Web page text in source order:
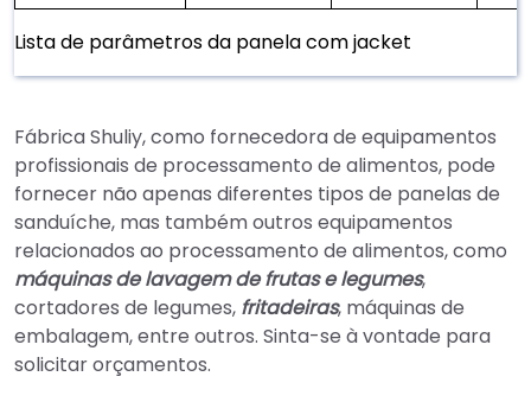
Lista de parâmetros da panela com jacket
Fábrica Shuliy, como fornecedora de equipamentos
profissionais de processamento de alimentos, pode
fornecer não apenas diferentes tipos de panelas de
sanduíche, mas também outros equipamentos
relacionados ao processamento de alimentos, como
máquinas de lavagem de frutas e legumes,
cortadores de legumes, fritadeiras, máquinas de
embalagem, entre outros. Sinta-se à vontade para
solicitar orçamentos.